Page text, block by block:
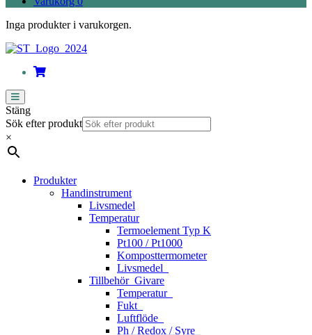
Inga produkter i varukorgen.
Stäng
Sök efter produkt
×
Produkter
Handinstrument
Livsmedel
Temperatur
Termoelement Typ K
Pt100 / Pt1000
Komposttermometer
Livsmedel_
Tillbehör_Givare
Temperatur_
Fukt_
Luftflöde_
Ph / Redox / Syre_